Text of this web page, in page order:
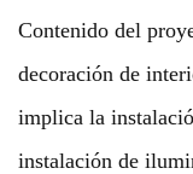
Contenido del
decoración de
implica la
instalación de